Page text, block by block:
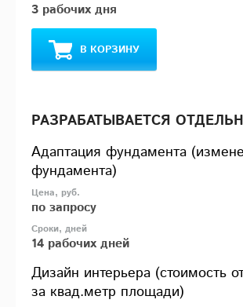
3 рабочих дня
В КОРЗИНУ
РАЗРАБАТЫВАЕТСЯ
Адаптация фундамента
фундамента)
по запросу
14 рабочих дней
Дизайн интерьера (стоимость
за квад.метр площади)